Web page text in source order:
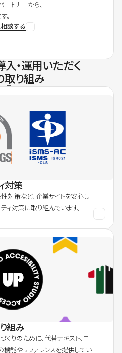
トナーから、
。
談する
入・運用いただく
取り組み
対策
対策など、企業サイトを安心し
ィ対策に取り組んでいます。
組み
くりのために、代替テキスト、コ
機能やリファレンスを提供してい